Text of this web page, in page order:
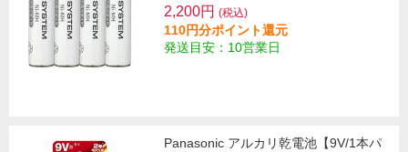
2,200円 (税込)
110円分ポイント還元
発送目安：10営業日
Panasonic アルカリ乾電池【9V/1本パ